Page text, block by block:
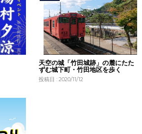
天空の城「竹田城跡」の麓にたた
ずむ城下町・竹田地区を歩く
投稿日 : 2020/11/12